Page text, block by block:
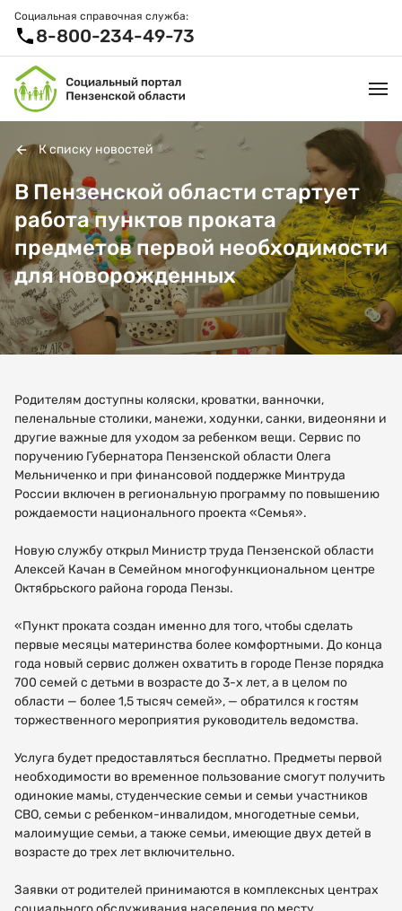
Социальная справочная служба:
8-800-234-49-73
УСЛУГИ И ЛЬГОТЫ
ОРГАНИЗАЦИИ
ПРОЕКТЫ И СЕРВИСЫ
АКТИВНОЕ ДОЛГОЛЕТИЕ
СПРАВОЧНАЯ СЛУЖБА
К списку новостей
В Пензенской области стартует
работа пунктов проката
предметов первой необходимости
для новорожденных
Родителям доступны коляски, кроватки, ванночки,
пеленальные столики, манежи, ходунки, санки, видеоняни и
другие важные для уходом за ребенком вещи. Сервис по
поручению Губернатора Пензенской области Олега
Мельниченко и при финансовой поддержке Минтруда
России включен в региональную программу по повышению
рождаемости национального проекта «Семья».
Новую службу открыл Министр труда Пензенской области
Алексей Качан в Семейном многофункциональном центре
Октябрьского района города Пензы.
«Пункт проката создан именно для того, чтобы сделать
первые месяцы материнства более комфортными. До конца
года новый сервис должен охватить в городе Пензе порядка
700 семей с детьми в возрасте до 3-х лет, а в целом по
области — более 1,5 тысяч семей», — обратился к гостям
торжественного мероприятия руководитель ведомства.
Услуга будет предоставляться бесплатно. Предметы первой
необходимости во временное пользование смогут получить
одинокие мамы, студенческие семьи и семьи участников
СВО, семьи с ребенком-инвалидом, многодетные семьи,
малоимущие семьи, а также семьи, имеющие двух детей в
возрасте до трех лет включительно.
Заявки от родителей принимаются в комплексных центрах